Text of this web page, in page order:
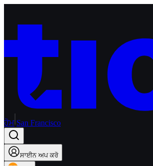
ਹੋਮ San Francisco
ਸਾਈਨ ਅਪ ਕਰੋ